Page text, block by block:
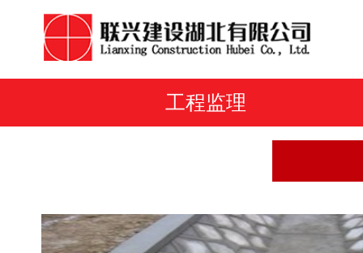
工程监理